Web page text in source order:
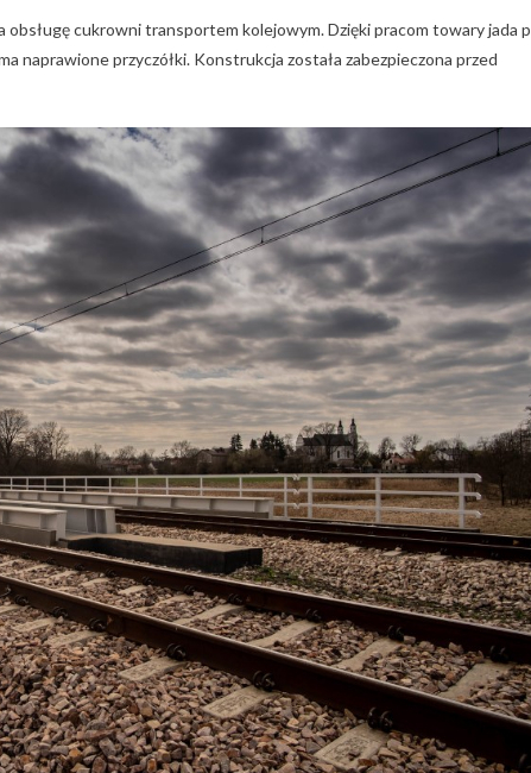
cukrowni transportem kolejowym. Dzięki pracom towary jada
naprawione przyczółki. Konstrukcja została zabezpieczona przed